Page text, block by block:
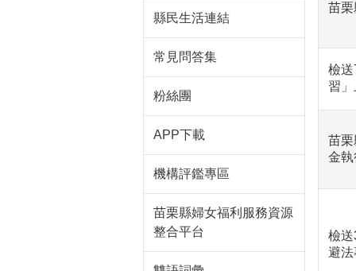
縣民生活連結
常見問答集
粉絲團
APP下載
機構評鑑專區
苗栗縣婦女福利服務資源
整合平台
苗
檢
習
苗
金
檢
避